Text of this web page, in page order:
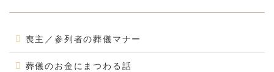
喪主／参列者の葬儀マナー
葬儀のお金にまつわる話